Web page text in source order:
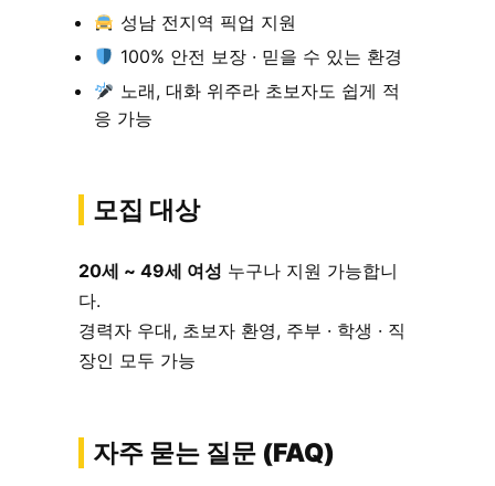
성남 전지역 픽업 지원
100% 안전 보장 · 믿을 수 있는 환경
노래, 대화 위주라 초보자도 쉽게 적
응 가능
모집 대상
20세 ~ 49세 여성 누구나 지원 가능합니
다.
경력자 우대, 초보자 환영, 주부 · 학생 · 직
장인 모두 가능
자주 묻는 질문 (FAQ)